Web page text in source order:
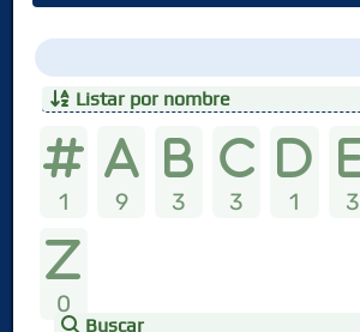
Listar por nombre
1 9 3 3 1 3
0
Buscar